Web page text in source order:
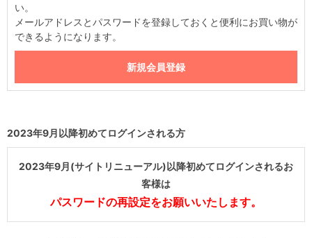
い。
メールアドレスとパスワードを登録しておくと便利にお買い物が
できるようになります。
2023年9月以降初めてログインされる方
2023年9月(サイトリニューアル)以降初めてログインされるお
客様は
パスワードの再設定をお願いいたします。